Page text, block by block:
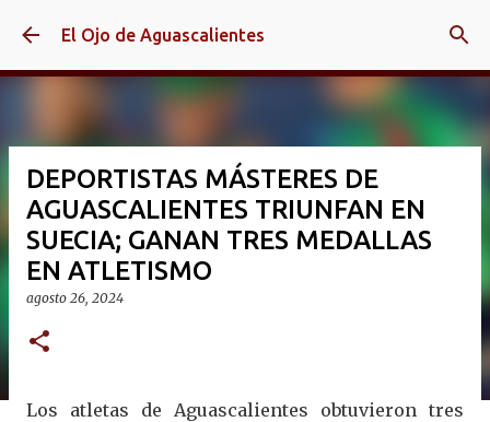
Ir al contenido principal
El Ojo de Aguascalientes
DEPORTISTAS MÁSTERES DE
AGUASCALIENTES TRIUNFAN EN
SUECIA; GANAN TRES MEDALLAS
EN ATLETISMO
agosto 26, 2024
Los atletas de Aguascalientes obtuvieron tres